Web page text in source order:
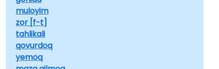
muloyim
zor [f-t]
tahlikali
qovurdoq
yemoq